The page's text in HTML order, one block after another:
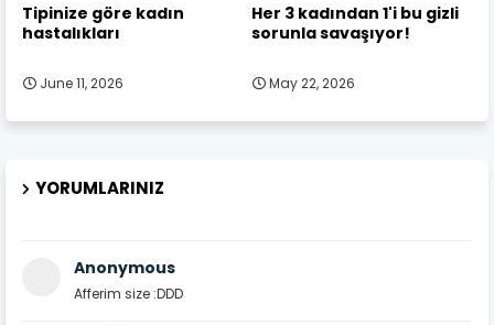
Tipinize göre kadın
hastalıkları
June 11, 2026
Her 3 kadından 1'i bu gizli
sorunla savaşıyor!
May 22, 2026
YORUMLARINIZ
Anonymous
Afferim size :DDD